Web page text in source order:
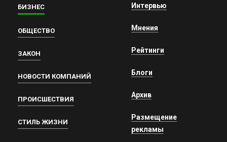
БИЗНЕС
ОБЩЕСТВО
ЗАКОН
НОВОСТИ КОМПАНИЙ
ПРОИСШЕСТВИЯ
СТИЛЬ ЖИЗНИ
Интервью
Мнения
Рейтинги
Блоги
Архив
Размещение
рекламы